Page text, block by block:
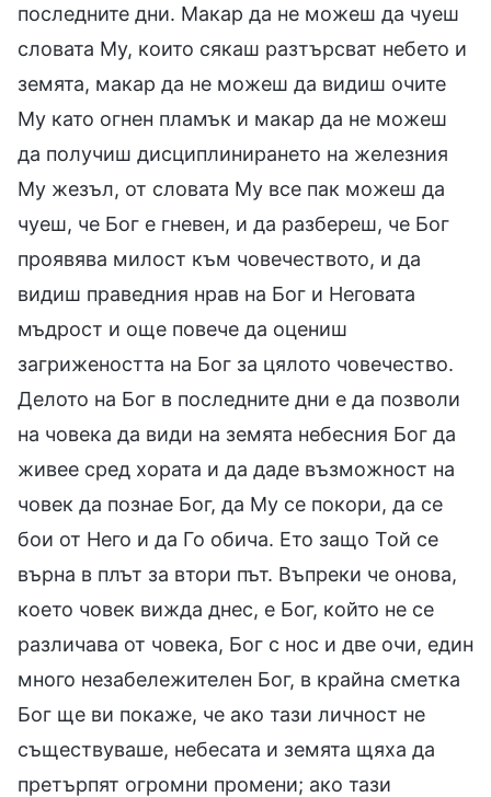
последните дни. Макар да не можеш да чуеш
словата Му, които сякаш разтърсват небето и
земята, макар да не можеш да видиш очите
Му като огнен пламък и макар да не можеш
да получиш дисциплинирането на железния
Му жезъл, от словата Му все пак можеш да
чуеш, че Бог е гневен, и да разбереш, че Бог
проявява милост към човечеството, и да
видиш праведния нрав на Бог и Неговата
мъдрост и още повече да оцениш
загрижеността на Бог за цялото човечество.
Делото на Бог в последните дни е да позволи
на човека да види на земята небесния Бог да
живее сред хората и да даде възможност на
човек да познае Бог, да Му се покори, да се
бои от Него и да Го обича. Ето защо Той се
върна в плът за втори път. Въпреки че онова,
което човек вижда днес, е Бог, който не се
различава от човека, Бог с нос и две очи, един
много незабележителен Бог, в крайна сметка
Бог ще ви покаже, че ако тази личност не
съществуваше, небесата и земята щяха да
претърпят огромни промени; ако тази